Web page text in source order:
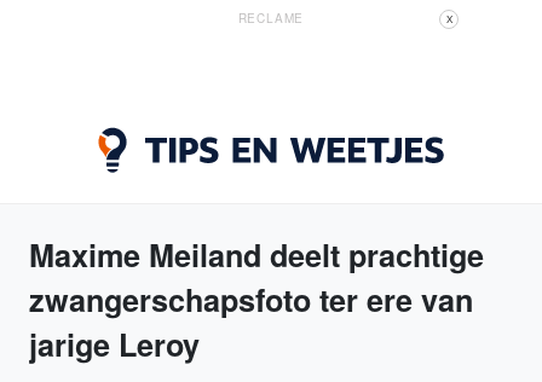
RECLAME X
Maxime Meiland deelt prachtige
zwangerschapsfoto ter ere van
jarige Leroy